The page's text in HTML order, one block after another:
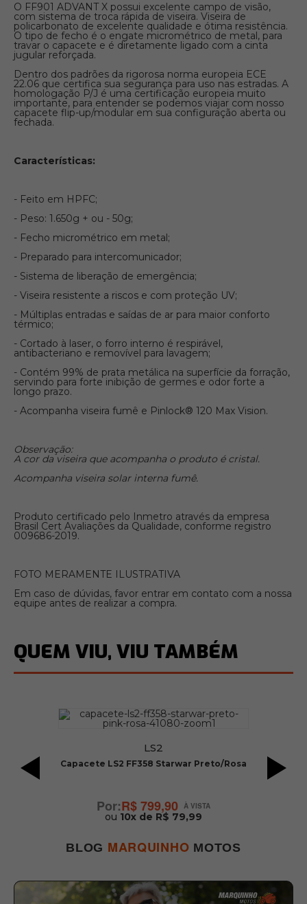
O FF901 ADVANT X possui excelente campo de visão,
com sistema de troca rápida de viseira. Viseira de
policarbonato de excelente qualidade e ótima resistência.
O tipo de fecho é o engate micrométrico de metal, para
travar o capacete e é diretamente ligado com a cinta
jugular reforçada.
Dentro dos padrões da rigorosa norma europeia ECE
22.06 que certifica sua segurança para uso nas estradas. A
homologação P/J é uma certificação europeia muito
importante, para entender se podemos viajar com nosso
capacete flip-up/modular em sua configuração aberta ou
fechada.
Características:
- Feito em HPFC;
- Peso: 1.650g + ou - 50g;
- Fecho micrométrico em metal;
- Preparado para intercomunicador;
- Sistema de liberação de emergência;
- Viseira resistente a riscos e com proteção UV;
- Múltiplas entradas e saídas de ar para maior conforto
térmico;
- Cortado à laser, o forro interno é respirável,
antibacteriano e removível para lavagem;
- Contém 99% de prata metálica na superfície da forração,
servindo para forte inibição de germes e odor forte a
longo prazo.
- Acompanha viseira fumê e Pinlock® 120 Max Vision.
Observação:
A cor da viseira que acompanha o produto é cristal.
Acompanha viseira solar interna fumê.
Produto certificado pelo Inmetro através da empresa
Brasil Cert Avaliações da Qualidade, conforme registro
009686-2019.
FOTO MERAMENTE ILUSTRATIVA
Em caso de dúvidas, favor entrar em contato com a nossa
equipe antes de realizar a compra.
QUEM VIU, VIU TAMBÉM
LS2
Capacete LS2 FF358 Starwar Preto/Rosa
R$ 799,90
ou 10x de R$ 79,99
BLOG MARQUINHO MOTOS